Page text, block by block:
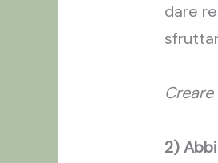
dare
2)